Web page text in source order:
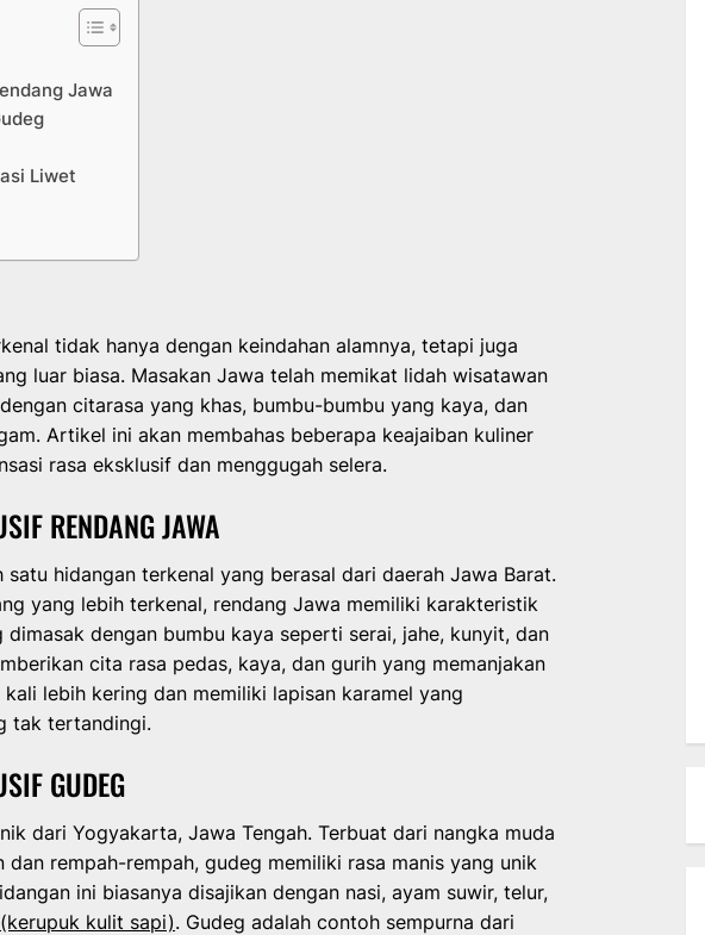
Jawa
Liwet
tidak hanya dengan keindahan alamnya, tetapi juga
luar biasa. Masakan Jawa telah memikat lidah wisatawan
citarasa yang khas, bumbu-bumbu yang kaya, dan
Artikel ini akan membahas beberapa keajaiban kuliner
rasa eksklusif dan menggugah selera.
RENDANG JAWA
satu hidangan terkenal yang berasal dari daerah Jawa Barat.
yang lebih terkenal, rendang Jawa memiliki karakteristik
dengan bumbu kaya seperti serai, jahe, kunyit, dan
cita rasa pedas, kaya, dan gurih yang memanjakan
lebih kering dan memiliki lapisan karamel yang
tak tertandingi.
GUDEG
dari Yogyakarta, Jawa Tengah. Terbuat dari nangka muda
dan rempah-rempah, gudeg memiliki rasa manis yang unik
ini biasanya disajikan dengan nasi, ayam suwir, telur,
kulit sapi). Gudeg adalah contoh sempurna dari